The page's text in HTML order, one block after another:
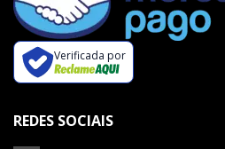
Verificada por
REDES SOCIAIS